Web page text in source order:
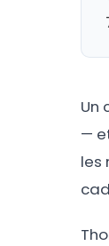
Un
—
les